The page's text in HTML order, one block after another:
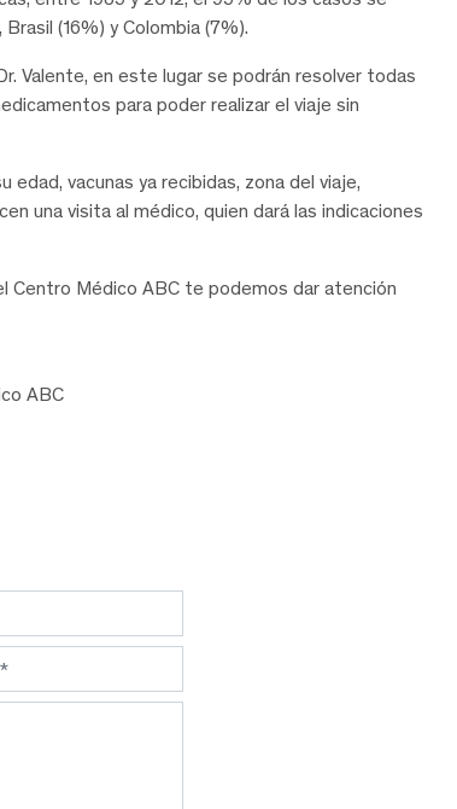
(16%) y Colombia (7%).
Valente, en este lugar se podrán resolver todas
para poder realizar el viaje sin
vacunas ya recibidas, zona del viaje,
una visita al médico, quien dará las indicaciones
Centro Médico ABC te podemos dar atención
ABC